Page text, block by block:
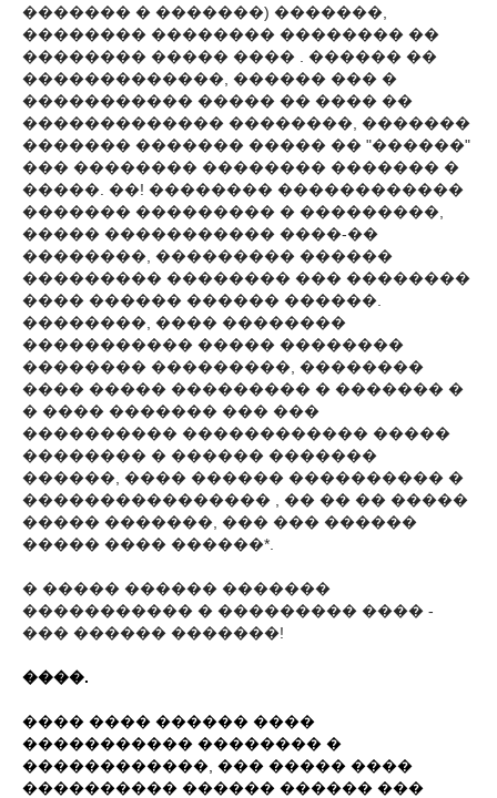
������� � �������) �������,
�������� �������� �������� ��
�������� ����� ���� . ������ ��
�������������, ������ ��� �
����������� ����� �� ���� ��
������������� ��������, �������
������� ������� ����� �� "������"
��� �������� �������� ������� �
�����. ��! �������� ������������
������� ��������� � ���������,
����� ����������� ����-��
��������, ��������� ������
��������� �������� ��� ��������
���� ������ ������ ������.
��������, ���� ��������
����������� ����� ��������
�������� ���������, ��������
���� ����� ��������� � ������� �
� ���� ������� ��� ���
���������� ������������ �����
�������� � ������ �������
������, ���� ������ ���������� �
���������������� , �� �� �� �����
����� �������, ��� ��� ������
����� ���� ������*.
� ����� ������ �������
����������� � ��������� ���� -
��� ������ �������!
����.
���� ���� ������ ����
����������� �������� �
������������, ��� ����� ����
���������� ������ ������ ���